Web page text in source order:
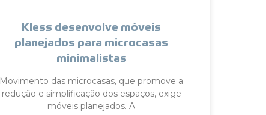
Kless desenvolve móveis
planejados para microcasas
minimalistas
Movimento das microcasas, que promove a
redução e simplificação dos espaços, exige
móveis planejados. A